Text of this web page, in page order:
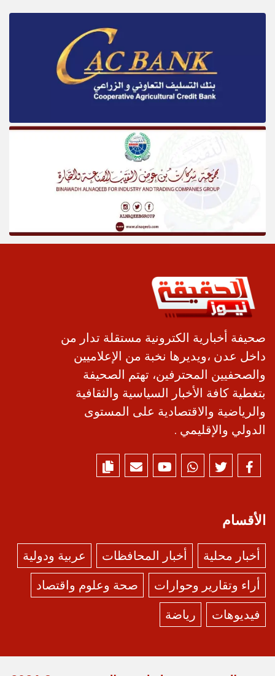
صحيفة أخبارية الكترونية مستقلة تدار من
داخل عدن ،ويديرها نخبة من الإعلاميين
والصحفيين المحترفين، تهتم الصحيفة
بتغطية كافة الأخبار السياسية والثقافية
والرياضية والاقتصادية على المستوى
الدولي والإقليمي .
الأقسام
أخبار محلية أخبار المحافظات
عربية ودولية
أراء وتقارير وحوارات
صحة وعلوم واقتصاد
فيديوهات
رياضة